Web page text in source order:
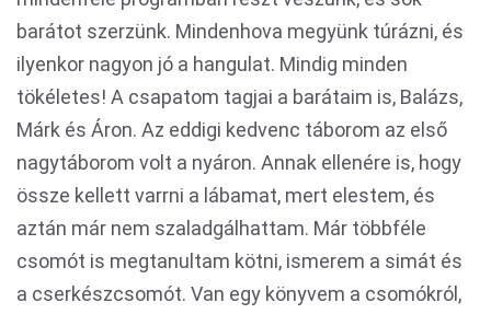
barátot szerzünk. Mindenhova megyünk túrázni, és
ilyenkor nagyon jó a hangulat. Mindig minden
tökéletes! A csapatom tagjai a barátaim is, Balázs,
Márk és Áron. Az eddigi kedvenc táborom az első
nagytáborom volt a nyáron. Annak ellenére is, hogy
össze kellett varrni a lábamat, mert elestem, és
aztán már nem szaladgálhattam. Már többféle
csomót is megtanultam kötni, ismerem a simát és
a cserkészcsomót. Van egy könyvem a csomókról,